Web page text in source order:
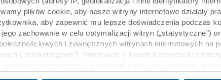
plików cookie, aby nasze witryny internetowe działały
aby zapewnić mu lepsze doświadczenia podczas
jego zachowanie w celu optymalizacji witryn („statystyczne”)
i zewnętrznych witrynach internetowych na
(„marketingowe”). Informacje o Twoim korzystaniu z